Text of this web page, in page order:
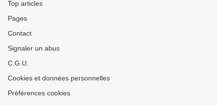
Top articles
Pages
Contact
Signaler un abus
C.G.U.
Cookies et données personnelles
Préférences cookies